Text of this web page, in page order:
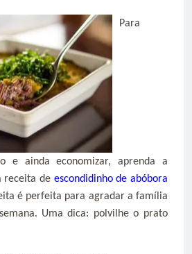
Para
e ainda economizar, aprenda a
receita de escondidinho de abóbora
é perfeita para agradar a família
Uma dica: polvilhe o prato